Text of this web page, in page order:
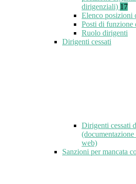
dirigenziali) 17
Elenco posizioni
Posti di funzione
Ruolo dirigenti
Dirigenti cessati
Dirigenti cessati
web)
Sanzioni per mancata